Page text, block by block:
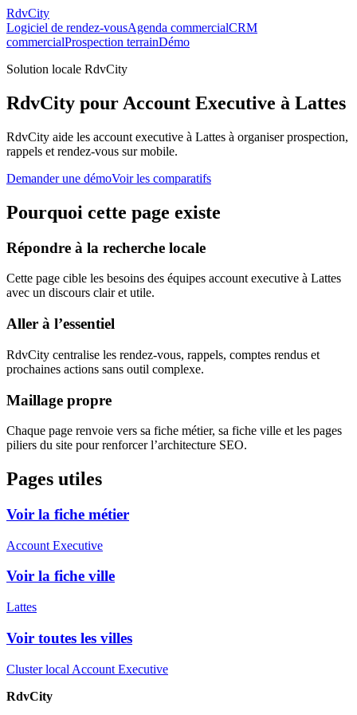
RdvCity
Logiciel de rendez-vousAgenda commercialCRM
commercialProspection terrainDémo
Solution locale RdvCity
RdvCity pour Account Executive à Lattes
RdvCity aide les account executive à Lattes à organiser prospection,
rappels et rendez-vous sur mobile.
Demander une démoVoir les comparatifs
Pourquoi cette page existe
Répondre à la recherche locale
Cette page cible les besoins des équipes account executive à Lattes
avec un discours clair et utile.
Aller à l’essentiel
RdvCity centralise les rendez-vous, rappels, comptes rendus et
prochaines actions sans outil complexe.
Maillage propre
Chaque page renvoie vers sa fiche métier, sa fiche ville et les pages
piliers du site pour renforcer l’architecture SEO.
Pages utiles
Voir la fiche métier
Account Executive
Voir la fiche ville
Lattes
Voir toutes les villes
Cluster local Account Executive
RdvCity